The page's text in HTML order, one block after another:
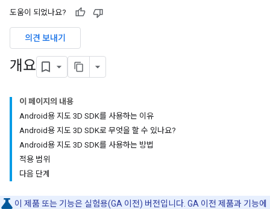
도움이 되었나요?
의견 보내기
개요
이 페이지의 내용
Android용 지도 3D SDK를 사용하는 이유
Android용 지도 3D SDK로 무엇을 할 수 있나요?
Android용 지도 3D SDK를 사용하는 방법
적용 범위
다음 단계
이 제품 또는 기능은 실험용(GA 이전) 버전입니다. GA 이전 제품과 기능에